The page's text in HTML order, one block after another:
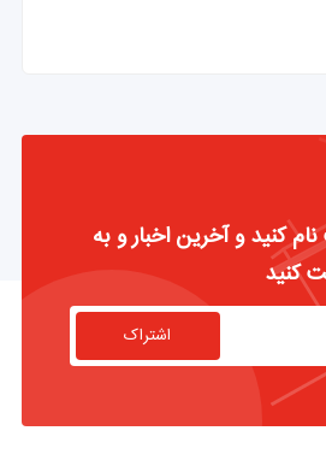
کنید و آخرین اخبار و به
کنید
اشتراک